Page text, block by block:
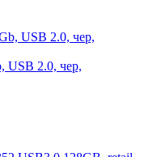
USB 2.0, чер,